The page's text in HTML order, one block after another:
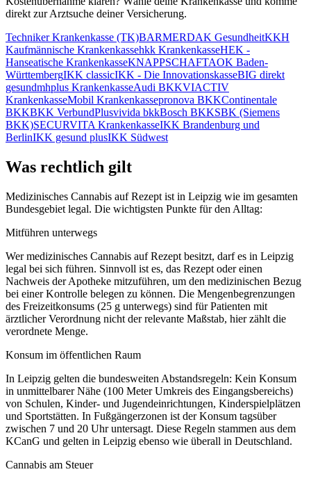
direkt zur Arztsuche deiner Versicherung.
Techniker Krankenkasse (TK)BARMERDAK GesundheitKKH
Kaufmännische Krankenkassehkk KrankenkasseHEK -
Hanseatische KrankenkasseKNAPPSCHAFTAOK Baden-
WürttembergIKK classicIKK - Die InnovationskasseBIG direkt
gesundmhplus KrankenkasseAudi BKKVIACTIV
KrankenkasseMobil Krankenkassepronova BKKContinentale
BKKBKK VerbundPlusvivida bkkBosch BKKSBK (Siemens
BKK)SECURVITA KrankenkasseIKK Brandenburg und
BerlinIKK gesund plusIKK Südwest
Was rechtlich gilt
Medizinisches Cannabis auf Rezept ist in Leipzig wie im gesamten
Bundesgebiet legal. Die wichtigsten Punkte für den Alltag:
Mitführen unterwegs
Wer medizinisches Cannabis auf Rezept besitzt, darf es in Leipzig
legal bei sich führen. Sinnvoll ist es, das Rezept oder einen
Nachweis der Apotheke mitzuführen, um den medizinischen Bezug
bei einer Kontrolle belegen zu können. Die Mengenbegrenzungen
des Freizeitkonsums (25 g unterwegs) sind für Patienten mit
ärztlicher Verordnung nicht der relevante Maßstab, hier zählt die
verordnete Menge.
Konsum im öffentlichen Raum
In Leipzig gelten die bundesweiten Abstandsregeln: Kein Konsum
in unmittelbarer Nähe (100 Meter Umkreis des Eingangsbereichs)
von Schulen, Kinder- und Jugendeinrichtungen, Kinderspielplätzen
und Sportstätten. In Fußgängerzonen ist der Konsum tagsüber
zwischen 7 und 20 Uhr untersagt. Diese Regeln stammen aus dem
KCanG und gelten in Leipzig ebenso wie überall in Deutschland.
Cannabis am Steuer